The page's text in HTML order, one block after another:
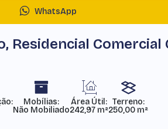
WhatsApp
Residencial
Mobílias:
Não Mobiliado
Área Útil:
242,97 m²
Terreno:
250,00 m²